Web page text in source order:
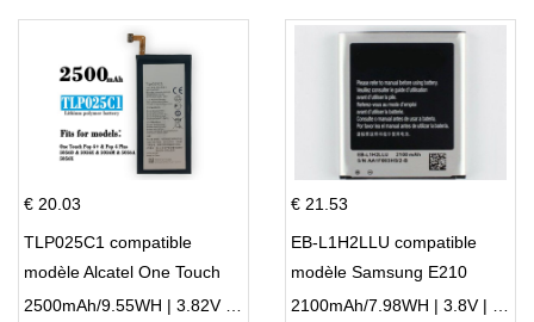
€ 20.03
TLP025C1 compatible
modèle Alcatel One Touch
Pop 4 Plus OT-5056D
2500mAh/9.55WH | 3.82V | Li-ion ...
€ 21.53
EB-L1H2LLU compatible
modèle Samsung E210
E210K i939
2100mAh/7.98WH | 3.8V | Li-ion ...